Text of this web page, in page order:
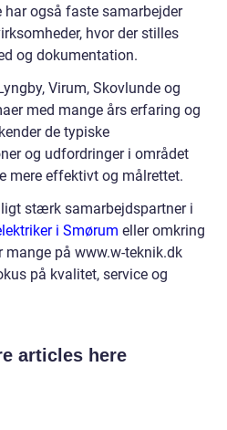
også faste samarbejder
hvor der stilles
og dokumentation.
Virum, Skovlunde og
med mange års erfaring og
de typiske
og udfordringer i området
mere effektivt og målrettet.
stærk samarbejdspartner i
i Smørum eller omkring
mange på www.w-teknik.dk
på kvalitet, service og
articles here